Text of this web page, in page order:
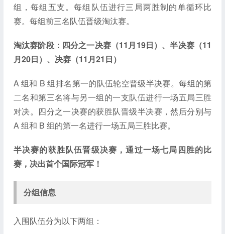
组，每组五支。每组队伍进行三局两胜制的单循环比
赛。每组前三名队伍晋级淘汰赛。
淘汰赛阶段：四分之一决赛（11月19日）、半决赛（11
月20日）、决赛（11月21日）
A 组和 B 组排名第一的队伍轮空晋级半决赛。每组的第
二名和第三名将与另一组的一支队伍进行一场五局三胜
对决。四分之一决赛的获胜队晋级半决赛，然后分别与
A 组和 B 组的第一名进行一场五局三胜比赛。
半决赛的获胜队伍晋级决赛，通过一场七局四胜的比
赛，决出首个国际冠军！
分组信息
入围队伍分为以下两组：